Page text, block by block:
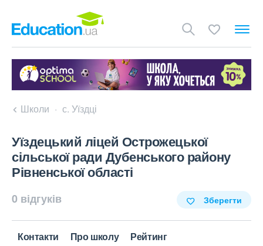
Школи с. Уїздці
Уїздецький ліцей Острожецької
сільської ради Дубенського району
Рівненської області
0 відгуків Зберегти
Контакти Про школу Рейтинг